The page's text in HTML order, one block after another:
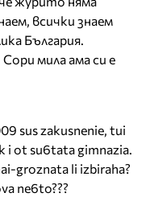
всички знаем
България.
мила ама си е
sus zakusnenie, tui
i ot su6tata gimnazia.
groznata li izbiraha?
ne6to???